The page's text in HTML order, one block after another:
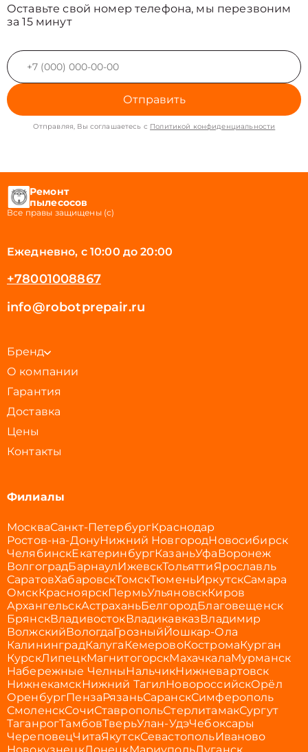
Оставьте свой номер телефона, мы перезвоним
за 15 минут
Отправить
Отправляя, Вы соглашаетесь с Политикой конфиденциальности
Ремонт
пылесосов
Все правы защищены (с)
Ежедневно, с 10:00 до 20:00
+78001008867
info@robotprepair.ru
Бренд
О компании
Гарантия
Доставка
Цены
Контакты
Филиалы
МоскваСанкт-ПетербургКраснодар
Ростов-на-ДонуНижний НовгородНовосибирск
ЧелябинскЕкатеринбургКазаньУфаВоронеж
ВолгоградБарнаулИжевскТольяттиЯрославль
СаратовХабаровскТомскТюменьИркутскСамара
ОмскКрасноярскПермьУльяновскКиров
АрхангельскАстраханьБелгородБлаговещенск
БрянскВладивостокВладикавказВладимир
ВолжскийВологдаГрозныйЙошкар-Ола
КалининградКалугаКемеровоКостромаКурган
КурскЛипецкМагнитогорскМахачкалаМурманск
Набережные ЧелныНальчикНижневартовск
НижнекамскНижний ТагилНовороссийскОрёл
ОренбургПензаРязаньСаранскСимферополь
СмоленскСочиСтавропольСтерлитамакСургут
ТаганрогТамбовТверьУлан-УдэЧебоксары
ЧереповецЧитаЯкутскСевастопольИваново